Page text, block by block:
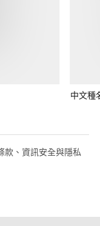
中文種
款、資訊安全與隱私